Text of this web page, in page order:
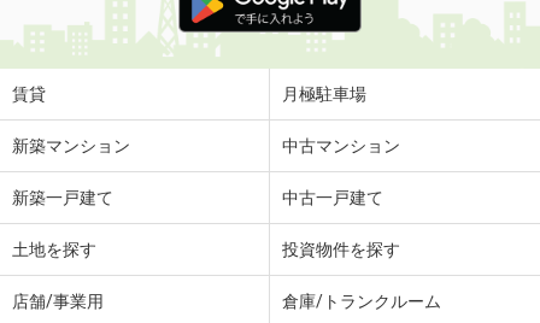
賃貸 月極駐車場
新築マンション 中古マンション
新築一戸建て 中古一戸建て
土地を探す 投資物件を探す
店舗/事業用 倉庫/トランクルーム